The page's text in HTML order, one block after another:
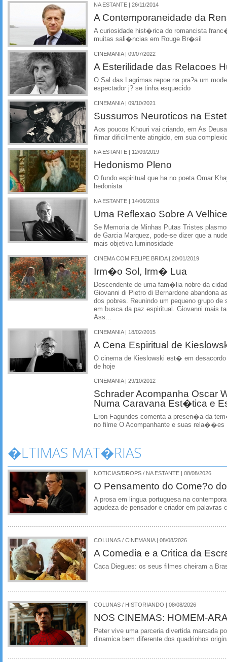
NA ESTANTE | 26/11/2014
A Contemporaneidade da
A curiosidade hist�rica do romancista
muitas sali�ncias em Rouge Br�sil
CINEMANIA | 09/07/2022
A Esterilidade das Relacoes
O Sal das Lagrimas repoe na pra?a um
espectador j? se tinha esquecido
CINEMANIA | 09/10/2021
Sussurros Neuroticos na
Aos poucos Khouri vai criando, em As
filmar dificilmente atingido, em sua
NA ESTANTE | 12/09/2019
Hedonismo Pleno
O fundo espiritual que ha no poeta Omar
hedonista
NA ESTANTE | 14/06/2019
Uma Reflexao Sobre A
Se Memoria de Minhas Putas Tristes
de Garcia Marquez, pode-se dizer que a
mais objetiva luminosidade
CINEMA COM FELIPE BRIDA | 20/01/2019
Irm�o Sol, Irm� Lua
Descendente de uma fam�lia nobre da
Giovanni di Pietro di Bernardone abandona
dos pobres. Reunindo um pequeno grupo
em busca da paz espiritual. Giovanni mais
Ass...
CINEMANIA | 18/02/2015
A Cena Espiritual de
O cinema de Kieslowski est� em
de hoje
CINEMANIA | 29/10/2012
Schrader Acompanha Oscar
Numa Caravana Est�tica e
Eron Fagundes comenta a presen�a da
no filme O Acompanhante e suas rela��es
�LTIMAS MAT�RIAS
NOTICIAS/DROPS / NA ESTANTE | 08/08/2026
O Pensamento do Come?o
A prosa em lingua portuguesa na
agudeza de pensador e criador em palavras
COLUNAS / CINEMANIA | 08/08/2026
A Comedia e a Critica da
Caca Diegues: os seus filmes cheiram a
COLUNAS / HISTORIANDO | 08/08/2026
NOS CINEMAS: HOMEM-
Peter vive uma parceria divertida marcada
dinamica bem diferente dos quadrinhos